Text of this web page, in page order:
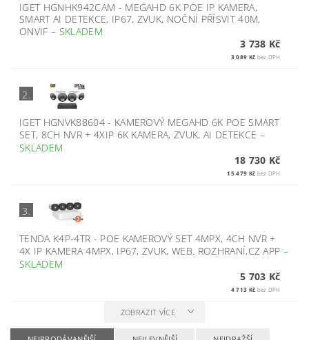
IGET HGNHK942CAM - MEGAHD 6K POE IP KAMERA,
SMART AI DETEKCE, IP67, ZVUK, NOČNÍ PŘÍSVIT 40M,
ONVIF– SKLADEM
3 738 Kč
3 089 Kč bez DPH
2.
IGET HGNVK88604 - KAMEROVÝ MEGAHD 6K POE SMART
SET, 8CH NVR + 4XIP 6K KAMERA, ZVUK, AI DETEKCE –
SKLADEM
18 730 Kč
15 479 Kč bez DPH
3.
TENDA K4P-4TR - POE KAMEROVÝ SET 4MPX, 4CH NVR +
4X IP KAMERA 4MPX, IP67, ZVUK, WEB. ROZHRANÍ,CZ APP –
SKLADEM
5 703 Kč
4 713 Kč bez DPH
ZOBRAZIT VÍCE